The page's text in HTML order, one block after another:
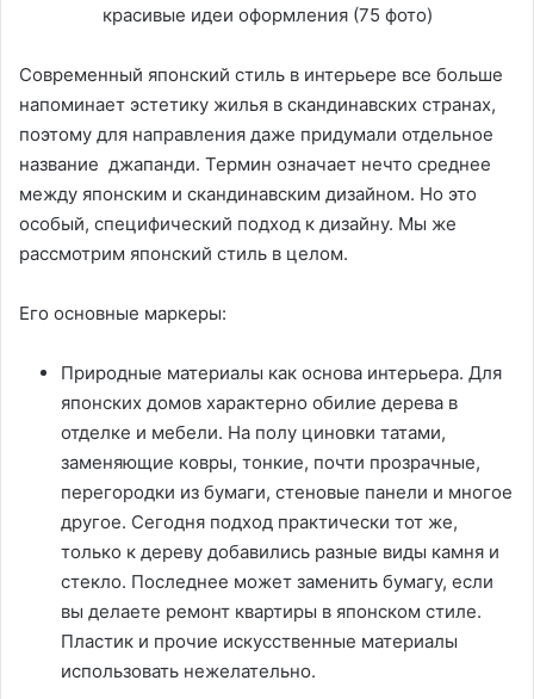
Современный японский стиль в интерьере все больше
напоминает эстетику жилья в скандинавских странах,
поэтому для направления даже придумали отдельное
название джапанди. Термин означает нечто среднее
между японским и скандинавским дизайном. Но это
особый, специфический подход к дизайну. Мы же
рассмотрим японский стиль в целом.
Его основные маркеры:
Природные материалы как основа интерьера. Для
японских домов характерно обилие дерева в
отделке и мебели. На полу циновки татами,
заменяющие ковры, тонкие, почти прозрачные,
перегородки из бумаги, стеновые панели и многое
другое. Сегодня подход практически тот же,
только к дереву добавились разные виды камня и
стекло. Последнее может заменить бумагу, если
вы делаете ремонт квартиры в японском стиле.
Пластик и прочие искусственные материалы
использовать нежелательно.